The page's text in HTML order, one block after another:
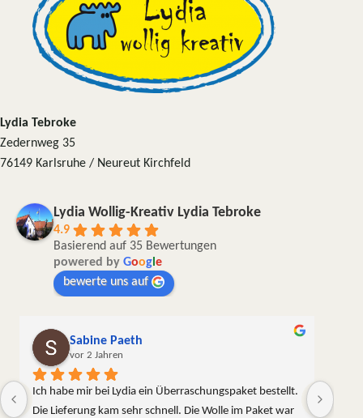
Lydia Tebroke
Zedernweg 35
76149 Karlsruhe / Neureut Kirchfeld
Lydia Wollig-Kreativ Lydia Tebroke
4.9
Basierend auf 35 Bewertungen
powered by Goog e
bewerte uns auf
bestellt.
Wolle im Paket war
Schnelle Lieferung, unkomplizierte Klärung
fehlender Ware.Mir gefällt besonders die